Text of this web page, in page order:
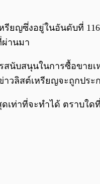
รียญซึ่งอยู่ในอันดับที่
ผ่านมา
นับสนุนในการซื้อขาย
วลิสต์เหรียญจะถูกประ
เท่าที่จะทำได้ ตราบใ